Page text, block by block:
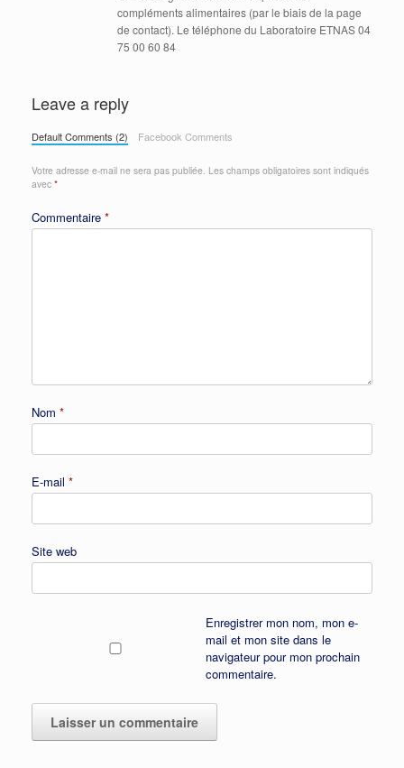
compléments alimentaires (par le biais de la page
de contact). Le téléphone du Laboratoire ETNAS 04
75 00 60 84
Leave a reply
Default Comments (2) Facebook Comments
Votre adresse e-mail ne sera pas publiée. Les champs obligatoires sont indiqués
avec *
Commentaire *
Nom *
E-mail *
Site web
Enregistrer mon nom, mon e-
mail et mon site dans le
navigateur pour mon prochain
commentaire.